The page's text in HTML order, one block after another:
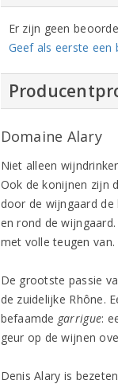
Er zijn geen
Geef als eerste een
Domaine Alary
Niet alleen
Ook de konijnen zijn
door de wijngaard
en rond de
met volle teugen van.
De grootste passie
de zuidelijke Rhône.
befaamde garrigue:
geur op de wijnen
Denis Alary is